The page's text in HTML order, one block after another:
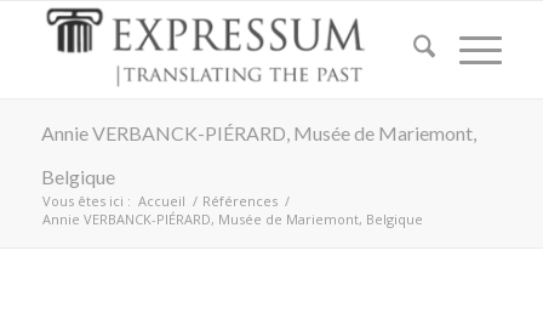
Annie VERBANCK-PIÉRARD, Musée de Mariemont,
Belgique
Vous êtes ici : Accueil / Références /
Annie VERBANCK-PIÉRARD, Musée de Mariemont, Belgique